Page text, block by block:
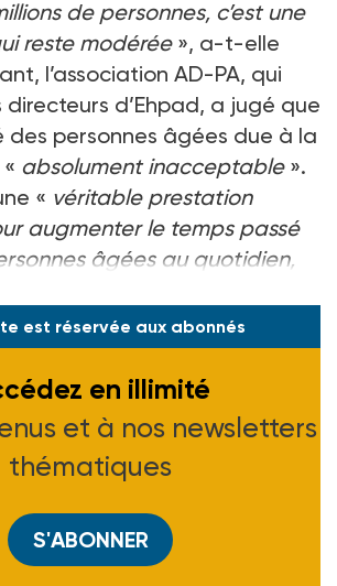
de personnes, c’est une
reste modérée», a-t-elle
l’association AD-PA, qui
directeurs d’Ehpad, a jugé que
des personnes âgées due à la
absolument inacceptable».
« véritable prestation
augmenter le temps passé
âgées au quotidien,
est réservée aux abonnés
en illimité
et à nos newsletters
thématiques
S'ABONNER